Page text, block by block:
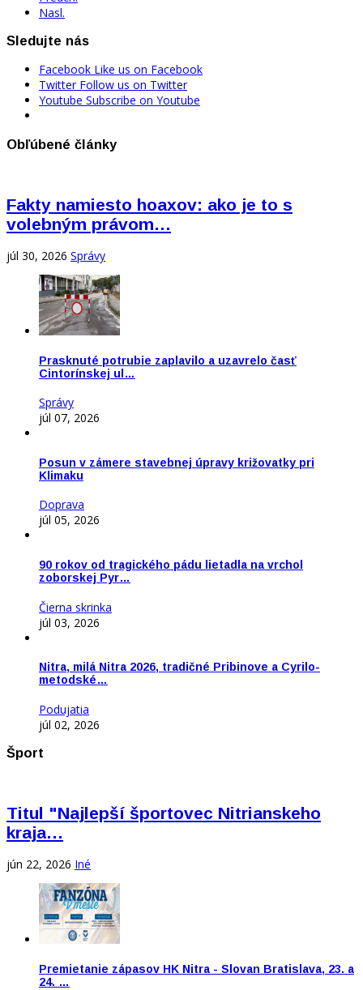
Nasl.
Sledujte nás
Facebook Like us on Facebook
Twitter Follow us on Twitter
Youtube Subscribe on Youtube
Obľúbené články
Fakty namiesto hoaxov: ako je to s
volebným právom…
júl 30, 2026 Správy
Prasknuté potrubie zaplavilo a uzavrelo časť
Cintorínskej ul…
Správy
júl 07, 2026
Posun v zámere stavebnej úpravy križovatky pri
Klimaku
Doprava
júl 05, 2026
90 rokov od tragického pádu lietadla na vrchol
zoborskej Pyr…
Čierna skrinka
júl 03, 2026
Nitra, milá Nitra 2026, tradičné Pribinove a Cyrilo-
metodské…
Podujatia
júl 02, 2026
Šport
Titul "Najlepší športovec Nitrianskeho
kraja…
jún 22, 2026 Iné
Premietanie zápasov HK Nitra - Slovan Bratislava, 23. a
24. …